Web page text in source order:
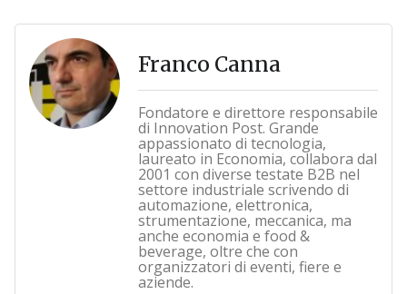
Franco Canna
Fondatore e direttore responsabile
di Innovation Post. Grande
appassionato di tecnologia,
laureato in Economia, collabora dal
2001 con diverse testate B2B nel
settore industriale scrivendo di
automazione, elettronica,
strumentazione, meccanica, ma
anche economia e food &
beverage, oltre che con
organizzatori di eventi, fiere e
aziende.